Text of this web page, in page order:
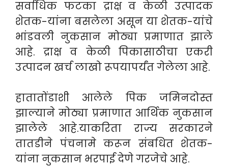
सर्वाधिक फटका द्राक्ष व केळी उत्पादक
शेतक-यांना बसलेला असून या शेतक-यांचे
भांडवली नुकसान मोठ्या प्रमाणात झाले
आहे. द्राक्ष व केळी पिकासाठीचा एकरी
उत्पादन खर्च लाखो रूपयापर्यंत गेलेला आहे.
हातातोंडाशी आलेले पिक जमिनदोस्त
झाल्याने मोठ्या प्रमाणात आर्थिक नुकसान
झालेले आहे.याकरिता राज्य सरकारने
तातडीने पंचनामे करून संबधित शेतक-
यांना नुकसान भरपाई देणे गरजेचे आहे.